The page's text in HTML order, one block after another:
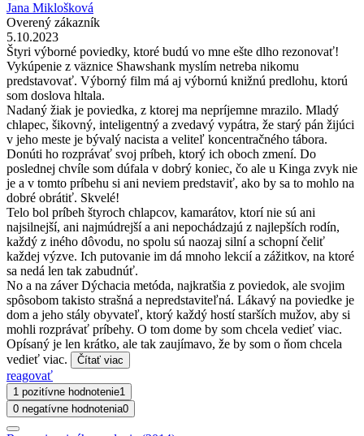
Jana Miklošková
Overený zákazník
5.10.2023
Štyri výborné poviedky, ktoré budú vo mne ešte dlho rezonovať!
Vykúpenie z väznice Shawshank myslím netreba nikomu
predstavovať. Výborný film má aj výbornú knižnú predlohu, ktorú
som doslova hltala.
Nadaný žiak je poviedka, z ktorej ma nepríjemne mrazilo. Mladý
chlapec, šikovný, inteligentný a zvedavý vypátra, že starý pán žijúci
v jeho meste je bývalý nacista a veliteľ koncentračného tábora.
Donúti ho rozprávať svoj príbeh, ktorý ich oboch zmení. Do
poslednej chvíle som dúfala v dobrý koniec, čo ale u Kinga zvyk nie
je a v tomto príbehu si ani neviem predstaviť, ako by sa to mohlo na
dobré obrátiť. Skvelé!
Telo bol príbeh štyroch chlapcov, kamarátov, ktorí nie sú ani
najsilnejší, ani najmúdrejší a ani nepochádzajú z najlepších rodín,
každý z iného dôvodu, no spolu sú naozaj silní a schopní čeliť
každej výzve. Ich putovanie im dá mnoho lekcií a zážitkov, na ktoré
sa nedá len tak zabudnúť.
No a na záver Dýchacia metóda, najkratšia z poviedok, ale svojim
spôsobom takisto strašná a nepredstaviteľná. Lákavý na poviedke je
dom a jeho stály obyvateľ, ktorý každý hostí starších mužov, aby si
mohli rozprávať príbehy. O tom dome by som chcela vedieť viac.
Opísaný je len krátko, ale tak zaujímavo, že by som o ňom chcela
vedieť viac.
Čítať viac
reagovať
1 pozitívne hodnotenie1
0 negatívne hodnotenia0